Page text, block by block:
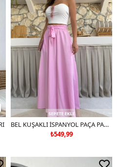
SEPETE EKLE
BEL KUŞAKLI İSPANYOL PAÇA PANTOLON PEMBE
₺549,99